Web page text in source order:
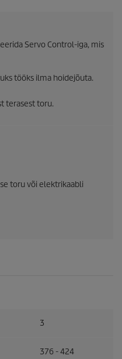
Servo Control-iga, mis
tööks ilma hoidejõuta.
terasest toru.
toru või elektrikaabli
3
376 - 424